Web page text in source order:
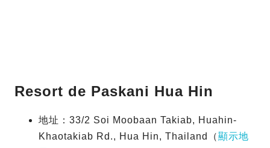
Resort de Paskani Hua Hin
地址：33/2 Soi Moobaan Takiab, Huahin-
Khaotakiab Rd., Hua Hin, Thailand（顯示地